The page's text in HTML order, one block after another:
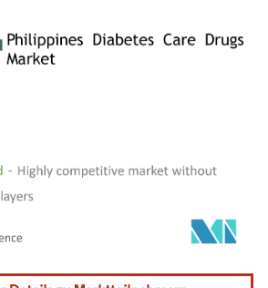
Wiederverwendung erfordert Namensnennung gemäß